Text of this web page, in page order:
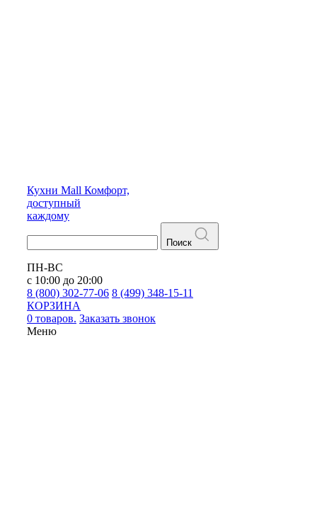
Кухни Mall Комфорт,
доступный
каждому
Поиск
ПН-ВС
с 10:00 до 20:00
8 (800) 302-77-06 8 (499) 348-15-11
КОРЗИНА
0 товаров. Заказать звонок
Меню